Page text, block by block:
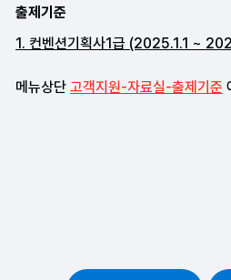
출제기준
1. 컨벤션기획사1급 (2025.1.1 ~
메뉴상단 고객지원-자료실-출제기준